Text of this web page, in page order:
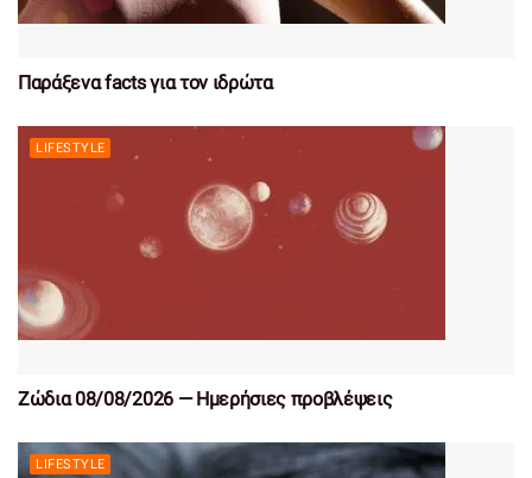
Παράξενα facts για τον ιδρώτα
LIFESTYLE
Ζώδια 08/08/2026 — Ημερήσιες προβλέψεις
LIFESTYLE